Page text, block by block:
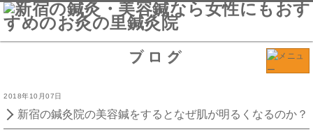
ブログ
2018年10月07日
新宿の鍼灸院の美容鍼をするとなぜ肌が明るくなるのか？